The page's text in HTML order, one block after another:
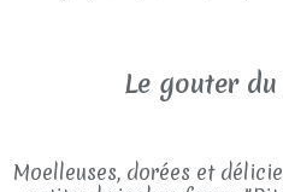
Le gouter
Moelleuses, dorées et